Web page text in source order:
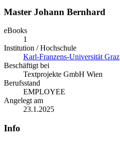
Master Johann Bernhard
eBooks
1
Institution / Hochschule
Karl-Franzens-Universität Graz
Beschäftigt bei
Textprojekte GmbH Wien
Berufsstand
EMPLOYEE
Angelegt am
23.1.2025
Info